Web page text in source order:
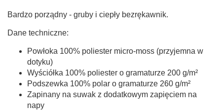
Bardzo porządny - gruby i ciepły bezrękawnik.
Dane techniczne:
Powłoka 100% poliester micro-moss (przyjemna w
dotyku)
Wyściółka 100% poliester o gramaturze 200 g/m²
Podszewka 100% polar o gramaturze 260 g/m²
Zapinany na suwak z dodatkowym zapięciem na
napy